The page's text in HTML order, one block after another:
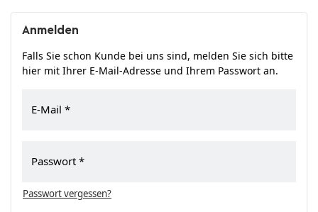
Anmelden
Falls Sie schon Kunde bei uns sind, melden Sie sich bitte
hier mit Ihrer E-Mail-Adresse und Ihrem Passwort an.
E-Mail
Passwort
Passwort vergessen?